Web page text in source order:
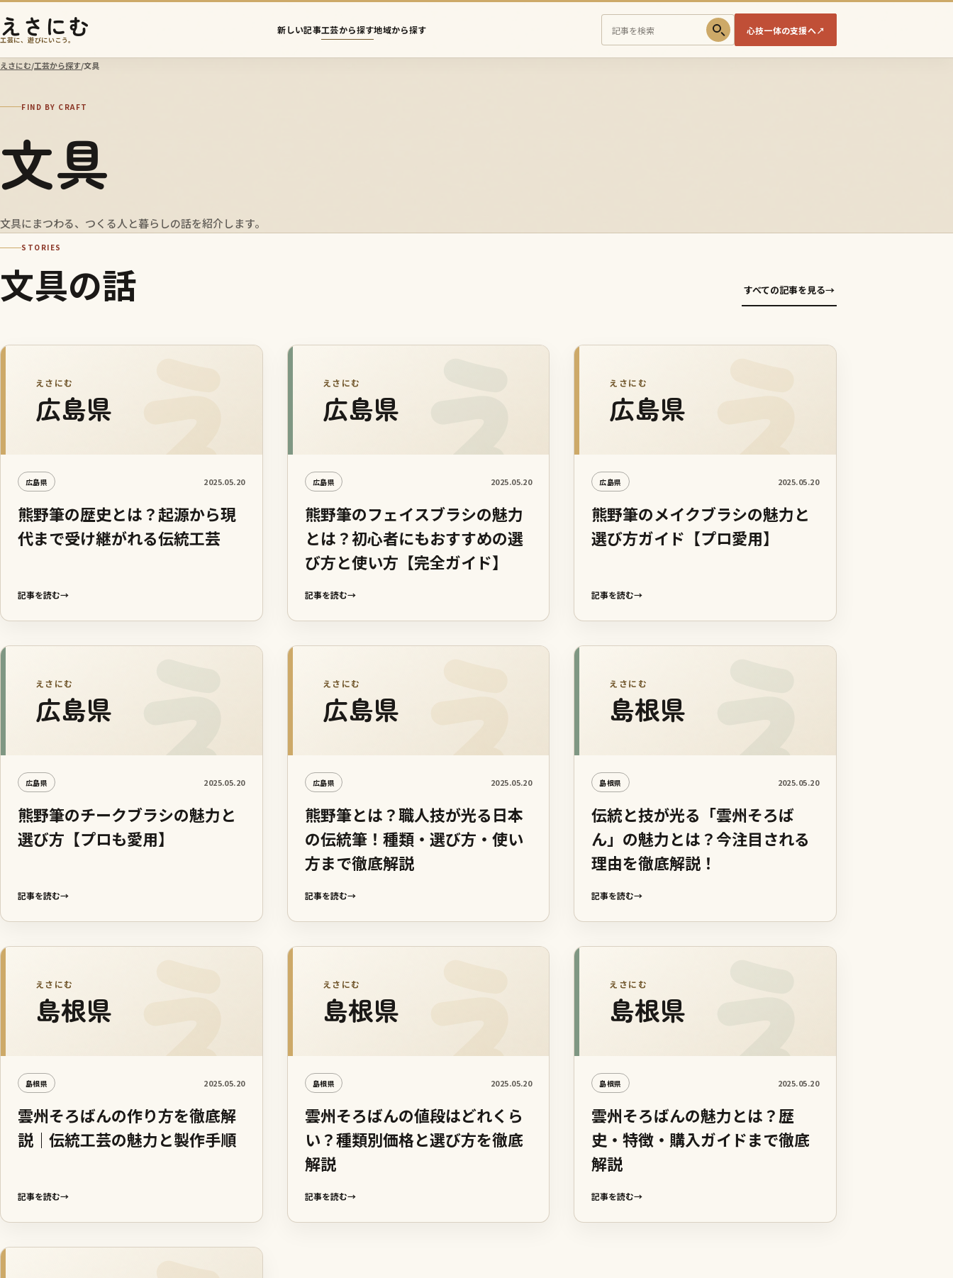
えさにむ
工芸に、遊びにいこう。
新しい記事工芸から探す地域から探す
え
さ
心技一体の支援へ↗
えさにむ/工芸から探す/文具
FIND BY CRAFT
文具
文具にまつわる、つくる人と暮らしの話を紹介します。
STORIES
文具の話 すべての記事を見る→
えさにむ
広島県
広島県 2025.05.20
熊野筆の歴史とは？起源から現
代まで受け継がれる伝統工芸
記事を読む→
えさにむ
広島県
広島県 2025.05.20
熊野筆のフェイスブラシの魅力
とは？初心者にもおすすめの選
び方と使い方【完全ガイド】
記事を読む→
えさにむ
広島県
広島県 2025.05.20
熊野筆のメイクブラシの魅力と
選び方ガイド【プロ愛用】
記事を読む→
えさにむ
広島県
広島県 2025.05.20
熊野筆のチークブラシの魅力と
選び方【プロも愛用】
記事を読む→
えさにむ
広島県
広島県 2025.05.20
熊野筆とは？職人技が光る日本
の伝統筆！種類・選び方・使い
方まで徹底解説
記事を読む→
えさにむ
島根県
島根県 2025.05.20
伝統と技が光る「雲州そろば
ん」の魅力とは？今注目される
理由を徹底解説！
記事を読む→
えさにむ
島根県
島根県 2025.05.20
雲州そろばんの作り方を徹底解
説｜伝統工芸の魅力と製作手順
記事を読む→
えさにむ
島根県
島根県 2025.05.20
雲州そろばんの値段はどれくら
い？種類別価格と選び方を徹底
解説
記事を読む→
えさにむ
島根県
島根県 2025.05.20
雲州そろばんの魅力とは？歴
史・特徴・購入ガイドまで徹底
解説
記事を読む→